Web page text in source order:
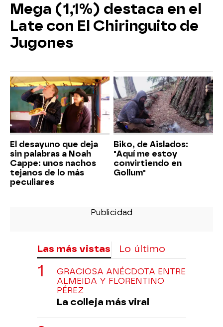
Mega (1,1%) destaca en el
Late con El Chiringuito de
Jugones
El desayuno que deja
sin palabras a Noah
Cappe: unos nachos
tejanos de lo más
peculiares
Biko, de Aislados:
"Aquí me estoy
convirtiendo en
Gollum"
Las más vistas Lo último
GRACIOSA ANÉCDOTA ENTRE
ALMEIDA Y FLORENTINO
PÉREZ
La colleja más viral